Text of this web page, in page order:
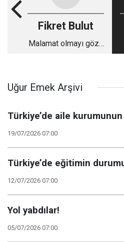
Fikret Bulut
Malamat olmayı göze
Uğur Emek Arşivi
Türkiye’de aile
19/07/2026 07:00
Türkiye’de eğitimin
12/07/2026 07:00
Yol yabdılar!
05/07/2026 07:00